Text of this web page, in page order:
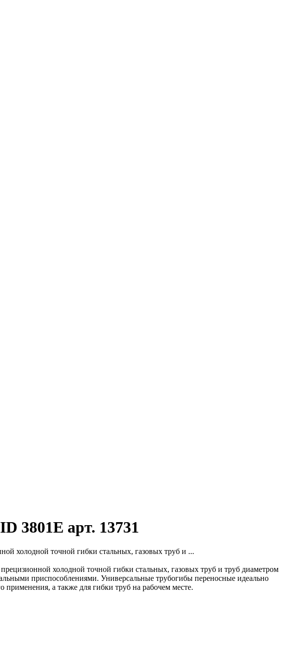
3801E арт. 13731
холодной точной гибки стальных, газовых труб и ...
холодной точной гибки стальных, газовых труб и труб диаметром
приспособлениями. Универсальные трубогибы переносные идеально
применения, а также для гибки труб на рабочем месте.